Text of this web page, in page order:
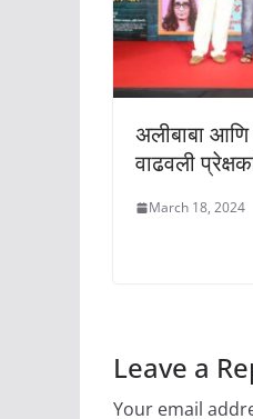
अलीबाबा आणि
वाढवली
March 18, 2024
Leave a
Your email